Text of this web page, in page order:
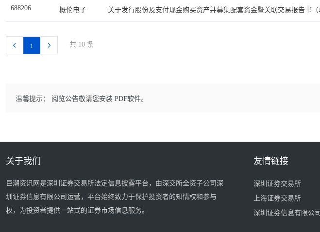
688206 概伦电子
1 共 10 条
温馨提示： 阅览公告敬请您安装 PDF软件。
关于我们
巨潮资讯网是深圳证券交易所法定信息披露平台，由深交所全资子公司深
圳证券信息有限公司运营，平台始终致力于保护投资者的知情权和参与
权，为投资者提供一站式的证券市场信息服务。
友情链接
深圳证券交易所
上海证券交易所
深圳证券信息有限公司